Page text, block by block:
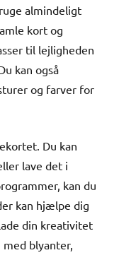
almindeligt
kort og
til lejligheden
kan også
og farver for
Du kan
lave det i
kan du
kan hjælpe dig
din kreativitet
blyanter,